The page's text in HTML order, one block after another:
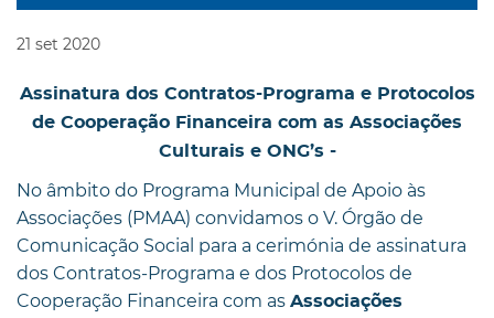
21 set 2020
Assinatura dos Contratos-Programa e Protocolos
de Cooperação Financeira com as Associações
Culturais e ONG’s -
No âmbito do Programa Municipal de Apoio às
Associações (PMAA) convidamos o V. Órgão de
Comunicação Social para a cerimónia de assinatura
dos Contratos-Programa e dos Protocolos de
Cooperação Financeira com as Associações